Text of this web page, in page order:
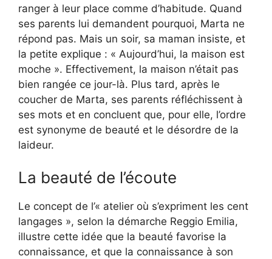
ranger à leur place comme d’habitude. Quand
ses parents lui demandent pourquoi, Marta ne
répond pas. Mais un soir, sa maman insiste, et
la petite explique : « Aujourd’hui, la maison est
moche ». Effectivement, la maison n’était pas
bien rangée ce jour-là. Plus tard, après le
coucher de Marta, ses parents réfléchissent à
ses mots et en concluent que, pour elle, l’ordre
est synonyme de beauté et le désordre de la
laideur.
La beauté de l’écoute
Le concept de l’« atelier où s’expriment les cent
langages », selon la démarche Reggio Emilia,
illustre cette idée que la beauté favorise la
connaissance, et que la connaissance à son